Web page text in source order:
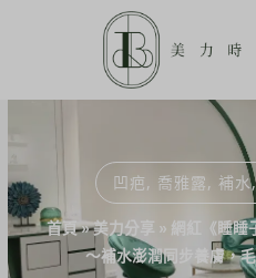
凹疤, 喬雅露, 補水,
首頁»美力分享 » 網紅《睡睡
～補水澎潤同步養膚，